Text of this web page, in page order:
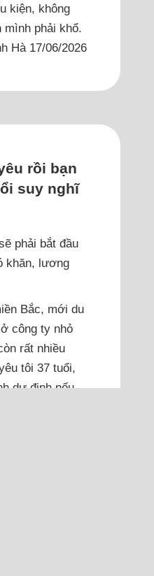
kiện, không
mình phải khổ.
Hà 17/06/2026
rồi bạn
suy nghĩ
phải bắt đầu
khăn, lương
Bắc, mới du
công ty nhỏ
rất nhiều
tôi 37 tuổi,
dự định nếu